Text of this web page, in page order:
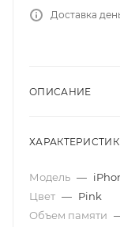
Доставка
ОПИСАНИЕ
Модель —
Цвет — Pink
Объем памяти